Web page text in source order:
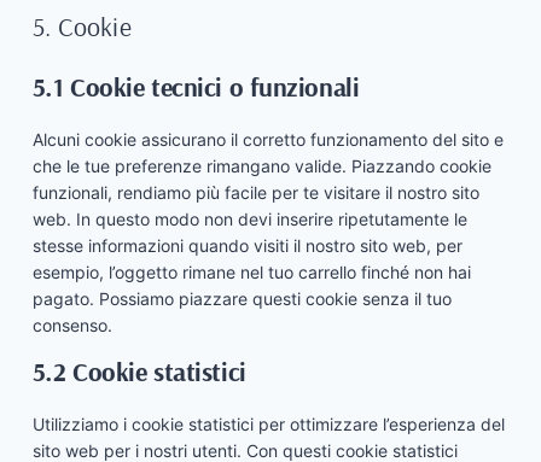
5. Cookie
5.1 Cookie tecnici o funzionali
Alcuni cookie assicurano il corretto funzionamento del sito e
che le tue preferenze rimangano valide. Piazzando cookie
funzionali, rendiamo più facile per te visitare il nostro sito
web. In questo modo non devi inserire ripetutamente le
stesse informazioni quando visiti il nostro sito web, per
esempio, l’oggetto rimane nel tuo carrello finché non hai
pagato. Possiamo piazzare questi cookie senza il tuo
consenso.
5.2 Cookie statistici
Utilizziamo i cookie statistici per ottimizzare l’esperienza del
sito web per i nostri utenti. Con questi cookie statistici